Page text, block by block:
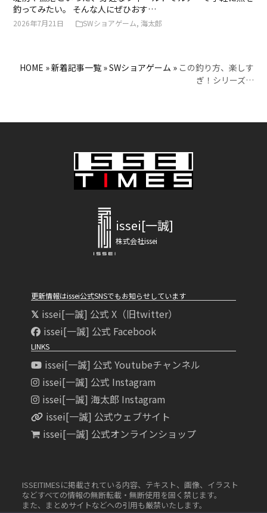
釣ってみたい。 そんな人にぜひおす…
2026年7月21日 SWショアゲーム,海太郎
HOME »新着記事一覧»SWショアゲーム » この釣り方、楽しす
ぎ！シリーズ…
issei[一誠]
株式会社issei
更新情報はissei公式SNSでもお知らせしています
issei[一誠] 公式 X（旧twitter）
issei[一誠] 公式 Facebook
LINKS
issei[一誠] 公式 Youtubeチャンネル
issei[一誠] 公式 Instagram
issei[一誠] 海太郎 Instagram
issei[一誠] 公式ウェブサイト
issei[一誠] 公式オンラインショップ
ISSEITIMESに掲載されている内容、テキスト、画像、イラスト
などすべての情報の無断転載・無断使用を固く禁じます。
また、まとめサイトなどへの引用も厳禁いたします。